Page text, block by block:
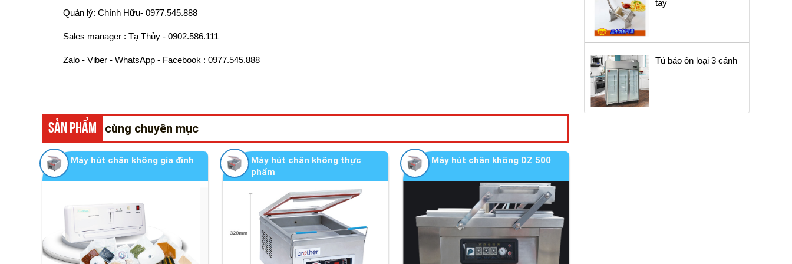
Quản lý: Chính Hữu- 0977.545.888
Sales manager : Tạ Thủy - 0902.586.111
Zalo - Viber - WhatsApp - Facebook : 0977.545.888
SẢN PHẨM cùng chuyên mục
Máy hút chân không gia đình
Máy hút chân không thực
phẩm
Máy hút chân không DZ 500
tay
Tủ bảo ôn loại 3 cánh